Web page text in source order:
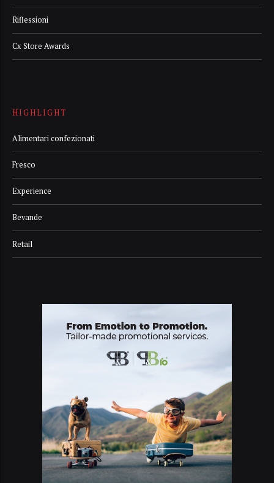
Riflessioni
Cx Store Awards
HIGHLIGHT
Alimentari confezionati
Fresco
Experience
Bevande
Retail